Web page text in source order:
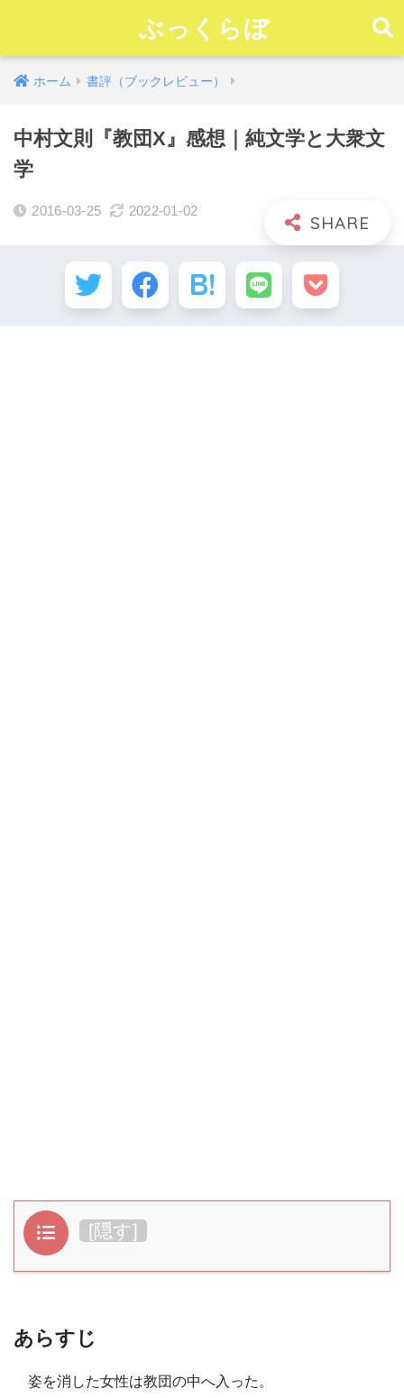
ぶっくらぼ
ホーム 書評（ブックレビュー）
中村文則『教団X』感想｜純文学と大衆文
学
2016-03-25 2022-01-02
目次 [隠す]
あらすじ
姿を消した女性は教団の中へ入った。